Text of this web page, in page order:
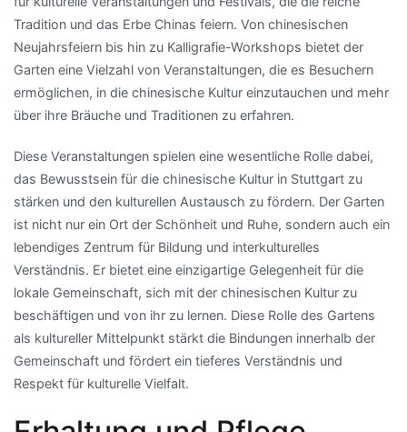
Tradition und das Erbe Chinas feiern. Von chinesischen
Neujahrsfeiern bis hin zu Kalligrafie-Workshops bietet der
Garten eine Vielzahl von Veranstaltungen, die es Besuchern
ermöglichen, in die chinesische Kultur einzutauchen und mehr
über ihre Bräuche und Traditionen zu erfahren.
Diese Veranstaltungen spielen eine wesentliche Rolle dabei,
das Bewusstsein für die chinesische Kultur in Stuttgart zu
stärken und den kulturellen Austausch zu fördern. Der Garten
ist nicht nur ein Ort der Schönheit und Ruhe, sondern auch ein
lebendiges Zentrum für Bildung und interkulturelles
Verständnis. Er bietet eine einzigartige Gelegenheit für die
lokale Gemeinschaft, sich mit der chinesischen Kultur zu
beschäftigen und von ihr zu lernen. Diese Rolle des Gartens
als kultureller Mittelpunkt stärkt die Bindungen innerhalb der
Gemeinschaft und fördert ein tieferes Verständnis und
Respekt für kulturelle Vielfalt.